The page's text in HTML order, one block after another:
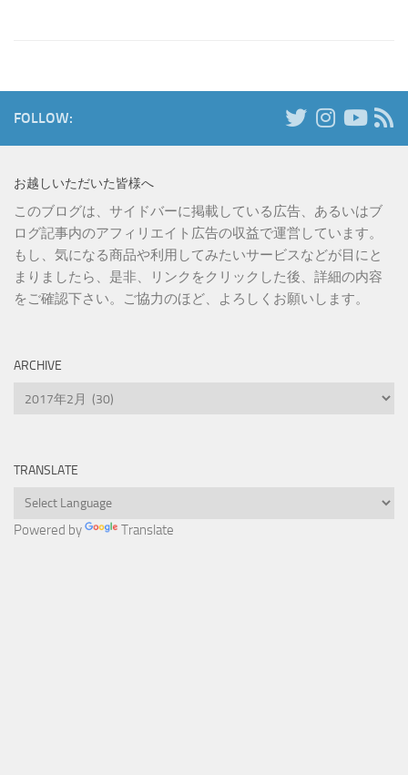
FOLLOW:
お越しいただいた皆様へ
このブログは、サイドバーに掲載している広告、あるいはブ
ログ記事内のアフィリエイト広告の収益で運営しています。
もし、気になる商品や利用してみたいサービスなどが目にと
まりましたら、是非、リンクをクリックした後、詳細の内容
をご確認下さい。ご協力のほど、よろしくお願いします。
ARCHIVE
Archive
TRANSLATE
Powered by Translate